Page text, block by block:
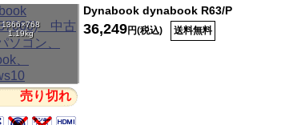
1366×768
1.19kg
売り切れ
Dynabook dynabook R63/P
36,249円(税込) 送料無料